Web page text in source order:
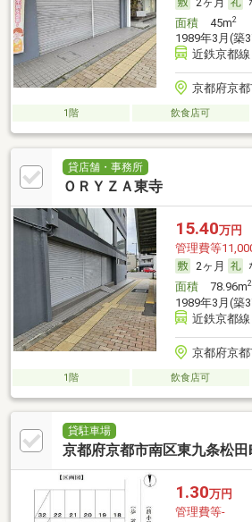
面積45m2
1989年3月(築
近鉄京都
京都府京
1階 飲食店可
貸店舗・事務所
ＯＲＹＺＡ東寺
15.40万円
管理費等
2ヶ月
面積78.96m2
1989年3月(築
近鉄京都
京都府京
1階 飲食店可
貸駐車場
京都府京都市南区東九条松田
1.30万円
管理費等-